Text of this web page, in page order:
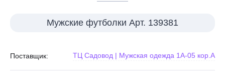
Мужские футболки Арт. 139381
Поставщик: ТЦ Садовод | Мужская одежда 1А-05 кор.А